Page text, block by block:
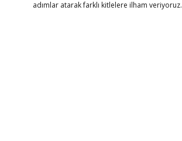
adımlar atarak farklı kitlelere ilham veriyoruz.